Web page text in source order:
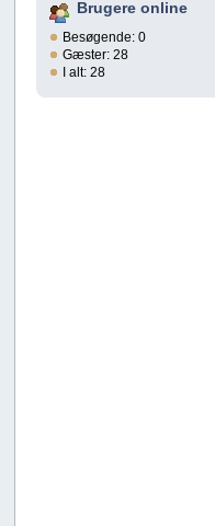
Brugere online
Besøgende: 0
Gæster: 28
I alt: 28